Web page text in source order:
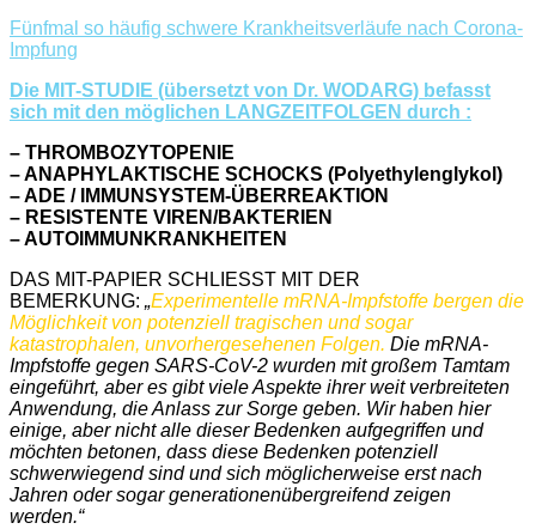
Fünfmal so häufig schwere Krankheitsverläufe nach Corona-
Impfung
Die MIT-STUDIE (übersetzt von Dr. WODARG) befasst
sich mit den möglichen LANGZEITFOLGEN durch :
– THROMBOZYTOPENIE
– ANAPHYLAKTISCHE SCHOCKS (Polyethylenglykol)
– ADE / IMMUNSYSTEM-ÜBERREAKTION
– RESISTENTE VIREN/BAKTERIEN
– AUTOIMMUNKRANKHEITEN
DAS MIT-PAPIER SCHLIESST MIT DER
BEMERKUNG: „Experimentelle mRNA-Impfstoffe bergen die
Möglichkeit von potenziell tragischen und sogar
katastrophalen, unvorhergesehenen Folgen. Die mRNA-
Impfstoffe gegen SARS-CoV-2 wurden mit großem Tamtam
eingeführt, aber es gibt viele Aspekte ihrer weit verbreiteten
Anwendung, die Anlass zur Sorge geben. Wir haben hier
einige, aber nicht alle dieser Bedenken aufgegriffen und
möchten betonen, dass diese Bedenken potenziell
schwerwiegend sind und sich möglicherweise erst nach
Jahren oder sogar generationenübergreifend zeigen
werden.“